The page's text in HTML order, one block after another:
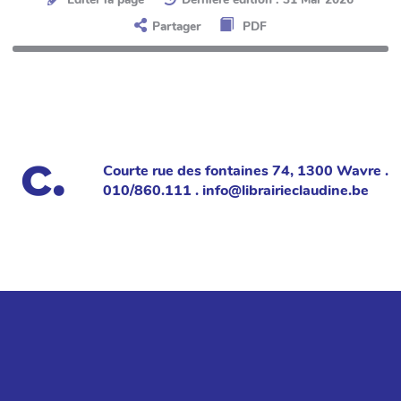
Partager
PDF
Courte rue des fontaines 74, 1300 Wavre .
010/860.111 . info@librairieclaudine.be